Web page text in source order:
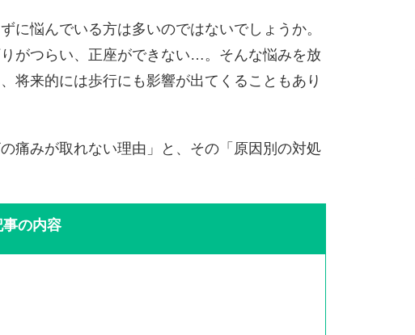
に悩んでいる方は多いのではないでしょうか。
がつらい、正座ができない…。そんな悩みを放
将来的には歩行にも影響が出てくることもあり
痛みが取れない理由」と、その「原因別の対処
事の内容